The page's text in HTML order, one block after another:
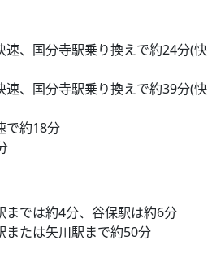
速、国分寺駅乗り換えで約24分(快
速、国分寺駅乗り換えで約39分(快
で約18分
までは約4分、谷保駅は約6分
または矢川駅まで約50分